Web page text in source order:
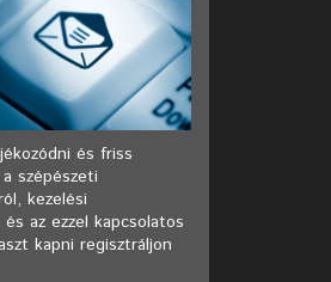
és friss
szépészeti
kezelési
az ezzel kapcsolatos
kapni regisztráljon